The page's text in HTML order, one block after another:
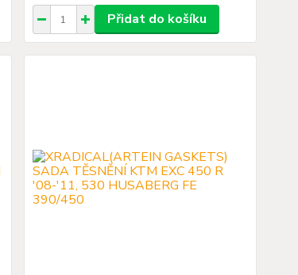
Přidat do košíku